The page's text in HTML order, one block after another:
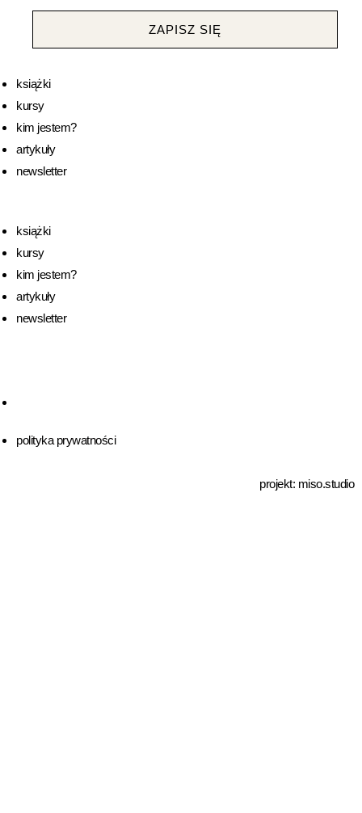
ZAPISZ SIĘ
książki
kursy
kim jestem?
artykuły
newsletter
książki
kursy
kim jestem?
artykuły
newsletter
polityka prywatności
projekt: miso.studio